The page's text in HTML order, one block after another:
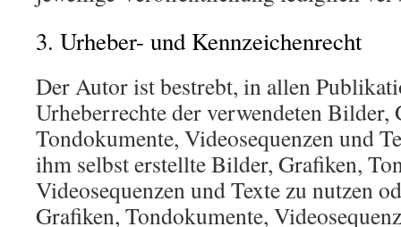
3. Urheber- und Kennzeichenrecht
Der Autor ist bestrebt, in allen
Urheberrechte der verwendeten Bilder,
Tondokumente, Videosequenzen und
ihm selbst erstellte Bilder, Grafiken,
Videosequenzen und Texte zu nutzen
Grafiken, Tondokumente,